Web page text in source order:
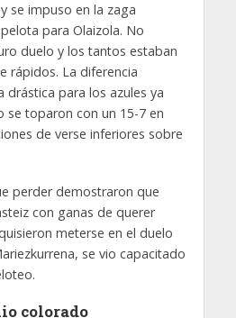
se impuso en la zaga
para Olaizola. No
duelo y los tantos estaban
rápidos. La diferencia
drástica para los azules ya
se toparon con un 15-7 en
de verse inferiores sobre
perder demostraron que
con ganas de querer
meterse en el duelo
se vio capacitado
colorado